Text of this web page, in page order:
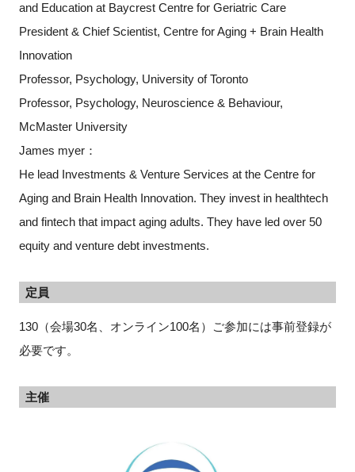
and Education at Baycrest Centre for Geriatric Care
President & Chief Scientist, Centre for Aging + Brain Health
Innovation
Professor, Psychology, University of Toronto
Professor, Psychology, Neuroscience & Behaviour,
McMaster University
James myer：
He lead Investments & Venture Services at the Centre for
Aging and Brain Health Innovation. They invest in healthtech
and fintech that impact aging adults. They have led over 50
equity and venture debt investments.
定員
130（会場30名、オンライン100名）ご参加には事前登録が
必要です。
主催